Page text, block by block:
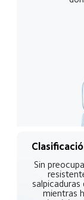
Sin
salpicaduras
mientras